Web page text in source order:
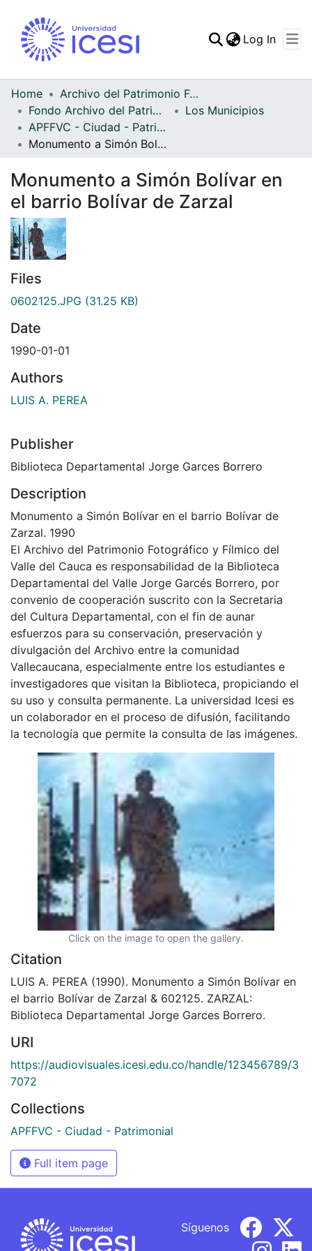
Statistics
Log In
Home
Archivo del Patrimonio Fotográfico y Fílmico del Valle del Cauca
Fondo Archivo del Patrimonio Fotográfico y Fílmico del Valle del Cauca
Los Municipios
APFFVC - Ciudad - Patrimonial
Monumento a Simón Bolívar en el barrio Bolívar de Zarzal
Monumento a Simón Bolívar en
el barrio Bolívar de Zarzal
Files
0602125.JPG (31.25 KB)
Date
1990-01-01
Authors
LUIS A. PEREA
Publisher
Biblioteca Departamental Jorge Garces Borrero
Description
Monumento a Simón Bolívar en el barrio Bolívar de
Zarzal. 1990
El Archivo del Patrimonio Fotográfico y Fílmico del
Valle del Cauca es responsabilidad de la Biblioteca
Departamental del Valle Jorge Garcés Borrero, por
convenio de cooperación suscrito con la Secretaria
del Cultura Departamental, con el fin de aunar
esfuerzos para su conservación, preservación y
divulgación del Archivo entre la comunidad
Vallecaucana, especialmente entre los estudiantes e
investigadores que visitan la Biblioteca, propiciando el
su uso y consulta permanente. La universidad Icesi es
un colaborador en el proceso de difusión, facilitando
la tecnología que permite la consulta de las imágenes.
Click on the image to open the gallery.
Citation
LUIS A. PEREA (1990). Monumento a Simón Bolívar en
el barrio Bolívar de Zarzal & 602125. ZARZAL:
Biblioteca Departamental Jorge Garces Borrero.
URI
https://audiovisuales.icesi.edu.co/handle/123456789/3
7072
Collections
APFFVC - Ciudad - Patrimonial
Full item page
Síguenos